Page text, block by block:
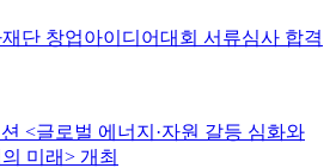
재단 창업아이디어대회 서류심사 합격
<글로벌 에너지·자원 갈등 심화와
미래> 개최